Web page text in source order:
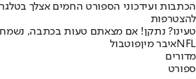
הכתבות ועידכוני הספורט החמים אצלך
להצטרפות
טעינו? נתקן! אם מצאתם טעות בכתבה,
NFLאיבר מיןפוטבול
מדורים
ספורט